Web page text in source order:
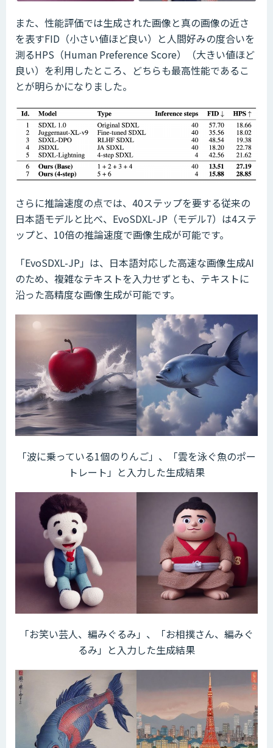
また、性能評価では生成された画像と真の画像の近さ
を表すFID（小さい値ほど良い）と人間好みの度合いを
測るHPS（Human Preference Score）（大きい値ほど
良い）を利用したところ、どちらも最高性能であるこ
とが明らかになりました。
さらに推論速度の点では、40ステップを要する従来の
日本語モデルと比べ、EvoSDXL-JP（モデル7）は4ステ
ップと、10倍の推論速度で画像生成が可能です。
「EvoSDXL-JP」は、日本語対応した高速な画像生成AI
のため、複雑なテキストを入力せずとも、テキストに
沿った高精度な画像生成が可能です。
「波に乗っている1個のりんご」、「雲を泳ぐ魚のポー
トレート」と入力した生成結果
「お笑い芸人、編みぐるみ」、「お相撲さん、編みぐ
るみ」と入力した生成結果